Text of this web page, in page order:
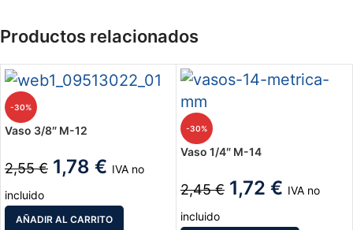
Productos relacionados
-30%
Vaso 3/8″ M-12
2,55€ 1,78 € IVA no
incluido
AÑADIR AL CARRITO
-30%
Vaso 1/4″ M-14
2,45€ 1,72 € IVA no
incluido